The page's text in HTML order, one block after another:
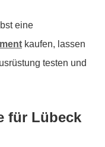
eine
kaufen, lassen
testen und
für Lübeck